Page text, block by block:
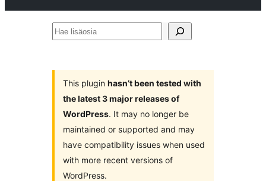
Hae
This plugin hasn’t been tested with
the latest 3 major releases of
WordPress. It may no longer be
maintained or supported and may
have compatibility issues when used
with more recent versions of
WordPress.